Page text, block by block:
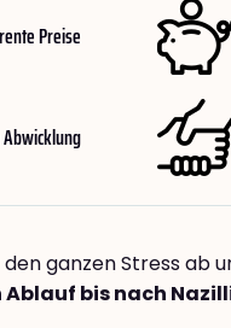
Preise
ganzen Stress ab
bis nach